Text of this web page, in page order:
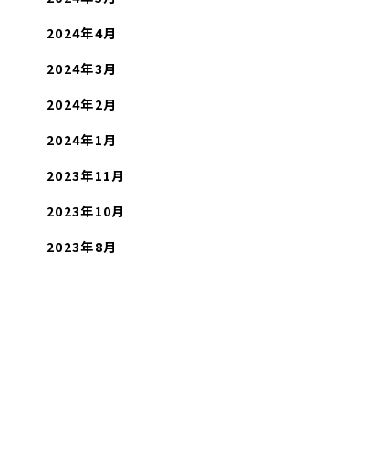
2024年4月
2024年3月
2024年2月
2024年1月
2023年11月
2023年10月
2023年8月